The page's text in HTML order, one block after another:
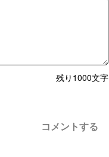
残り 1000文字
コメントする